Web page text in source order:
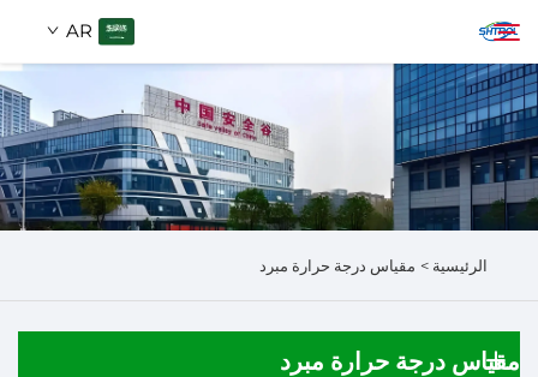
AR
من نحن
المنتجات
ابحث
الرئيسية > مقياس درجة حرارة مبرد
مقياس درجة حرارة مبرد